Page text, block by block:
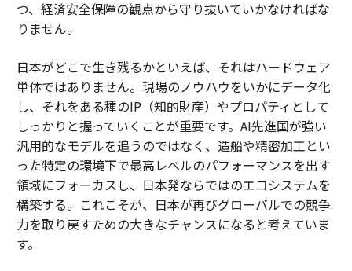
つ、経済安全保障の観点から守り抜いていかなければな
りません。
日本がどこで生き残るかといえば、それはハードウェア
単体ではありません。現場のノウハウをいかにデータ化
し、それをある種のIP（知的財産）やプロパティとして
しっかりと握っていくことが重要です。AI先進国が強い
汎用的なモデルを追うのではなく、造船や精密加工とい
った特定の環境下で最高レベルのパフォーマンスを出す
領域にフォーカスし、日本発ならではのエコシステムを
構築する。これこそが、日本が再びグローバルでの競争
力を取り戻すための大きなチャンスになると考えていま
す。